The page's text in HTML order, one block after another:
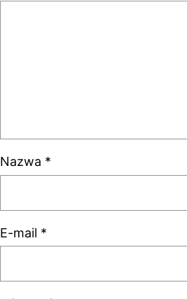
Nazwa *
E-mail *